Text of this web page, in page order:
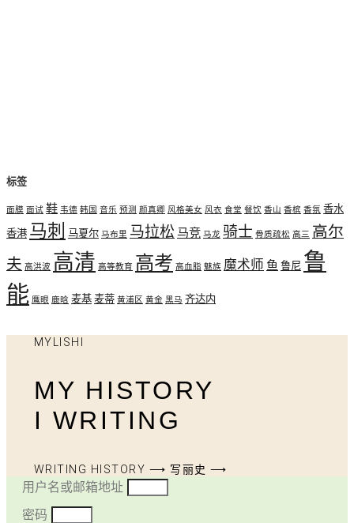
标签
面膜 面试 鞋 韦德 韩国 音乐 预测 颜真卿 风格美女 风衣 食堂 餐饮 香山 香槟 香氛 香水
香港 马刺 马夏尔 马布里 马拉松 马竞 马龙 骑士 骨质疏松 高三 高尔
夫 高洪波 高清 高等教育 高考 高血脂 魅族 魔术师 鱼 鲁尼 鲁
能 鹰眼 鹿晗 麦基麦蒂 黄浦区 黄金 黑马 齐达内
MYLISHI
MY HISTORY
I WRITING
WRITING HISTORY ⟶ 写丽史 ⟶
用户名或邮箱地址
密码